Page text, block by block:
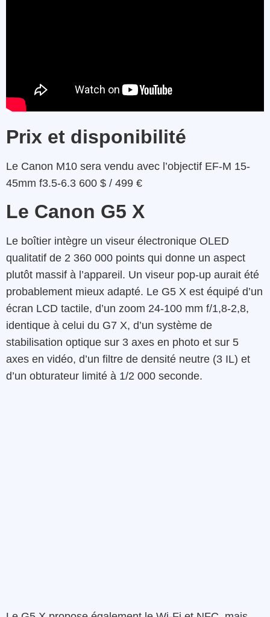
Prix et disponibilité
Le Canon M10 sera vendu avec l’objectif EF-M 15-
45mm f3.5-6.3 600 $ / 499 €
Le Canon G5 X
Le boîtier intègre un viseur électronique OLED
qualitatif de 2 360 000 points qui donne un aspect
plutôt massif à l’appareil. Un viseur pop-up aurait été
probablement mieux adapté. Le G5 X est équipé d’un
écran LCD tactile, d’un zoom 24-100 mm f/1,8-2,8,
identique à celui du G7 X, d’un système de
stabilisation optique sur 3 axes en photo et sur 5
axes en vidéo, d’un filtre de densité neutre (3 IL) et
d’un obturateur limité à 1/2 000 seconde.